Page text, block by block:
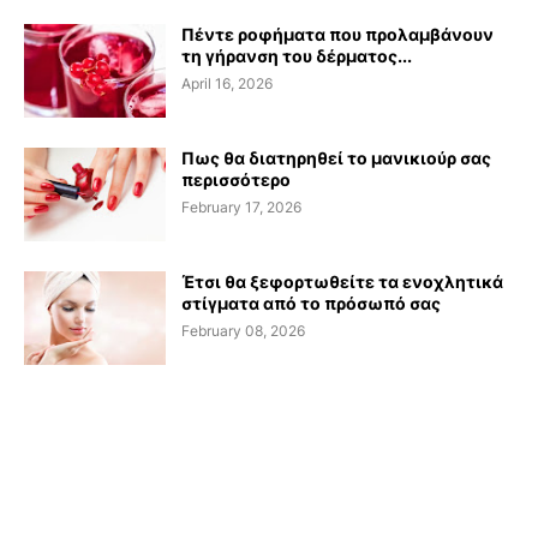
Πέντε ροφήματα που προλαμβάνουν
τη γήρανση του δέρματος...
April 16, 2026
Πως θα διατηρηθεί το μανικιούρ σας
περισσότερο
February 17, 2026
Έτσι θα ξεφορτωθείτε τα ενοχλητικά
στίγματα από το πρόσωπό σας
February 08, 2026